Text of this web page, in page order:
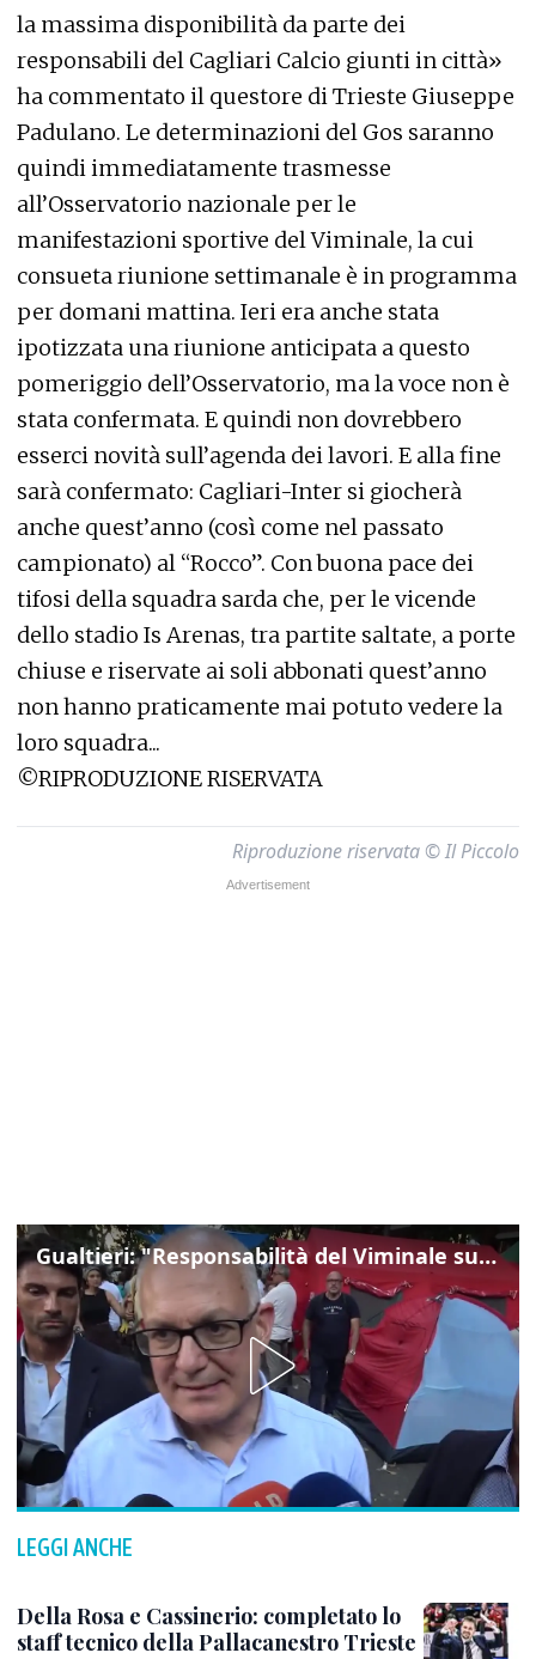
la massima disponibilità da parte dei
responsabili del Cagliari Calcio giunti in città»
ha commentato il questore di Trieste Giuseppe
Padulano. Le determinazioni del Gos saranno
quindi immediatamente trasmesse
all’Osservatorio nazionale per le
manifestazioni sportive del Viminale, la cui
consueta riunione settimanale è in programma
per domani mattina. Ieri era anche stata
ipotizzata una riunione anticipata a questo
pomeriggio dell’Osservatorio, ma la voce non è
stata confermata. E quindi non dovrebbero
esserci novità sull’agenda dei lavori. E alla fine
sarà confermato: Cagliari-Inter si giocherà
anche quest’anno (così come nel passato
campionato) al “Rocco”. Con buona pace dei
tifosi della squadra sarda che, per le vicende
dello stadio Is Arenas, tra partite saltate, a porte
chiuse e riservate ai soli abbonati quest’anno
non hanno praticamente mai potuto vedere la
loro squadra...
©RIPRODUZIONE RISERVATA
Riproduzione riservata © Il Piccolo
Gualtieri: "Responsabilità del Viminale su Spin Time? La posizione dei partiti è nota"
LEGGI ANCHE
Della Rosa e Cassinerio: completato lo
staff tecnico della Pallacanestro Trieste